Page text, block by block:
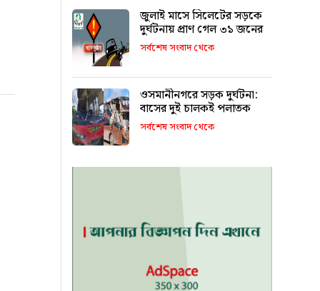
জুলাই মাসে সিলেটের সড়কে
দুর্ঘটনায় প্রাণ গেল ৩১ জনের
সর্বশেষ সংবাদ থেকে
ওসমানীনগরে সড়ক দুর্ঘটনা:
বাসের দুই চালকই পলাতক
সর্বশেষ সংবাদ থেকে